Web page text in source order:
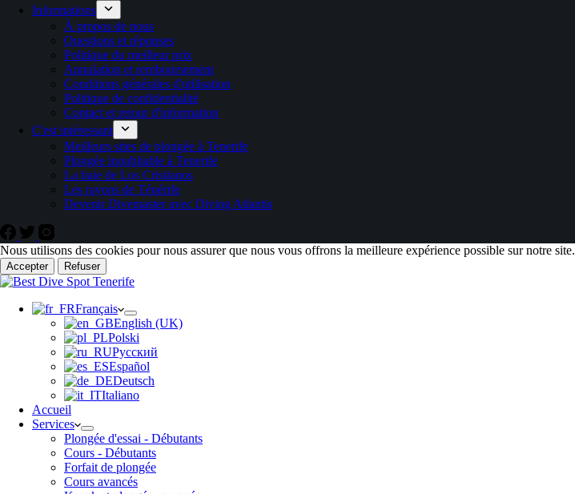
Informations
À propos de nous
Questions et réponses
Politique du meilleur prix
Annulation et remboursement
Conditions générales d'utilisation
Politique de confidentialité
Contact et retour d'information
C'est intéressant
Meilleurs sites de plongée à Tenerife
Plongée inoubliable à Tenerife
La baie de Los Cristianos
Les rayons de Ténérife
Devenir Divemaster avec Diving Atlantis
Nous utilisons des cookies pour nous assurer que nous vous offrons la meilleure expérience possible sur notre site.
Accepter Refuser
Français
English (UK)
Polski
Русский
Español
Deutsch
Italiano
Accueil
Services
Plongée d'essai - Débutants
Cours - Débutants
Forfait de plongée
Cours avancés